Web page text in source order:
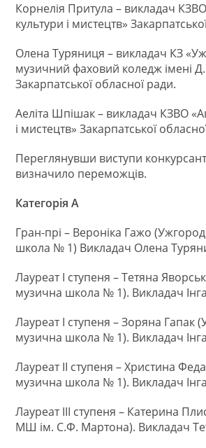
Корнелія Притула – викладач
культури і мистецтв»
Олена Туряниця – викладач КЗ
музичний фаховий коледж імені
Закарпатської обласної ради.
Аеліта Шпішак – викладач КЗВО
і мистецтв» Закарпатської
Переглянувши виступи
визначило переможців.
Категорія А
Гран-прі – Вероніка Гажо
школа № 1) Викладач Олена
Лауреат І ступеня – Тетяна
музична школа № 1). Викладач
Лауреат І ступеня – Зоряна Гапак
музична школа № 1). Викладач
Лауреат ІІ ступеня – Христина
музична школа № 1). Викладач
Лауреат ІІІ ступеня – Катерина
МШ ім. С.Ф. Мартона). Викладач